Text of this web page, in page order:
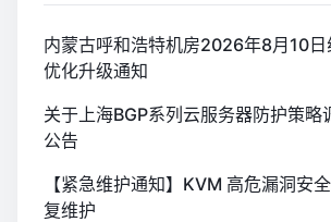
内蒙古呼和浩特机房2026年8月10日
优化升级通知
关于上海BGP系列云服务器防护策略
公告
【紧急维护通知】KVM 高危漏洞安
复维护